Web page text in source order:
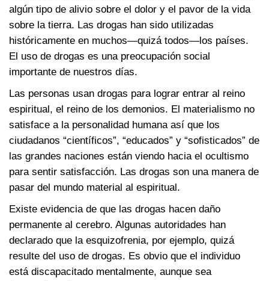
algún tipo de alivio sobre el dolor y el pavor de la vida
sobre la tierra. Las drogas han sido utilizadas
históricamente en muchos—quizá todos—los países.
El uso de drogas es una preocupación social
importante de nuestros días.
Las personas usan drogas para lograr entrar al reino
espiritual, el reino de los demonios. El materialismo no
satisface a la personalidad humana así que los
ciudadanos “científicos”, “educados” y “sofisticados” de
las grandes naciones están viendo hacia el ocultismo
para sentir satisfacción. Las drogas son una manera de
pasar del mundo material al espiritual.
Existe evidencia de que las drogas hacen daño
permanente al cerebro. Algunas autoridades han
declarado que la esquizofrenia, por ejemplo, quizá
resulte del uso de drogas. Es obvio que el individuo
está discapacitado mentalmente, aunque sea